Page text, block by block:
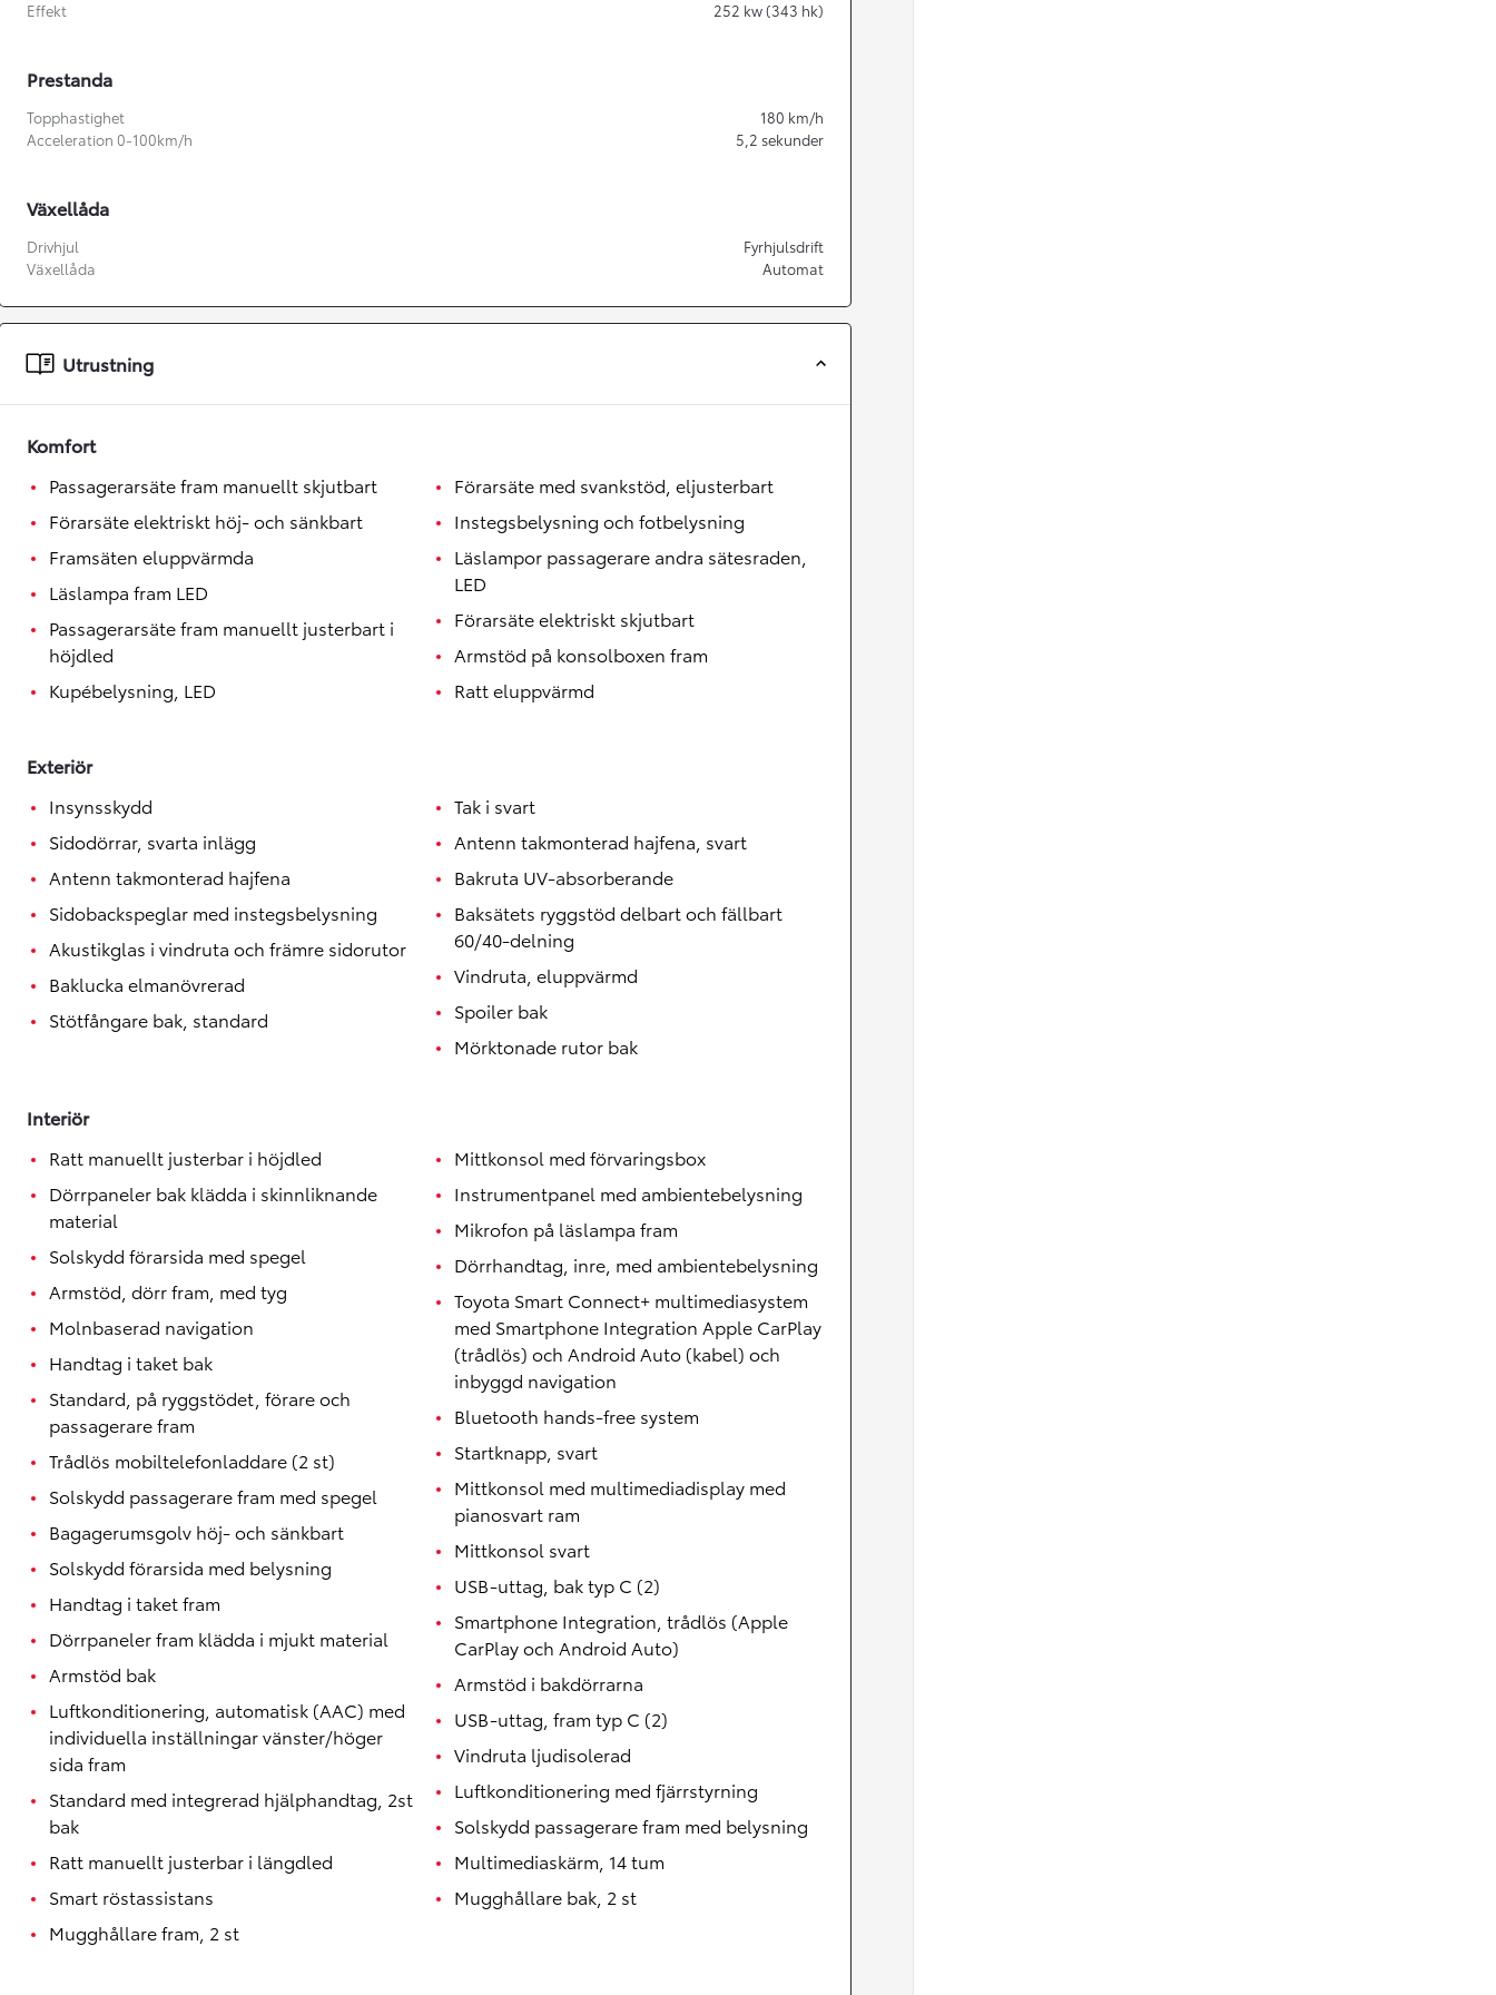
Från 3 548 kr/mån
Easy Billån
Toyota GR Supra
BENSIN
Effekt 252 kw (343 hk)
Prestanda
Topphastighet 180 km/h
Acceleration 0-100km/h
5,2 sekunder
Växellåda
Drivhjul
Fyrhjulsdrift
Växellåda
Automat
Utrustning
Komfort
Passagerarsäte fram manuellt skjutbart
Förarsäte elektriskt höj- och sänkbart
Framsäten eluppvärmda
Läslampa fram LED
Passagerarsäte fram manuellt justerbart i
höjdled
Kupébelysning, LED
Förarsäte med svankstöd, eljusterbart
Instegsbelysning och fotbelysning
Läslampor passagerare andra sätesraden,
LED
Förarsäte elektriskt skjutbart
Armstöd på konsolboxen fram
Ratt eluppvärmd
Exteriör
Insynsskydd
Sidodörrar, svarta inlägg
Antenn takmonterad hajfena
Sidobackspeglar med instegsbelysning
Akustikglas i vindruta och främre sidorutor
Baklucka elmanövrerad
Stötfångare bak, standard
Tak i svart
Antenn takmonterad hajfena, svart
Bakruta UV-absorberande
Baksätets ryggstöd delbart och fällbart
60/40-delning
Vindruta, eluppvärmd
Spoiler bak
Mörktonade rutor bak
Interiör
Ratt manuellt justerbar i höjdled
Dörrpaneler bak klädda i skinnliknande
material
Solskydd förarsida med spegel
Armstöd, dörr fram, med tyg
Molnbaserad navigation
Handtag i taket bak
Standard, på ryggstödet, förare och
passagerare fram
Trådlös mobiltelefonladdare (2 st)
Solskydd passagerare fram med spegel
Bagagerumsgolv höj- och sänkbart
Solskydd förarsida med belysning
Handtag i taket fram
Dörrpaneler fram klädda i mjukt material
Armstöd bak
Luftkonditionering, automatisk (AAC) med
individuella inställningar vänster/höger
sida fram
Standard med integrerad hjälphandtag, 2st
bak
Ratt manuellt justerbar i längdled
Smart röstassistans
Mugghållare fram, 2 st
Mittkonsol med förvaringsbox
Instrumentpanel med ambientebelysning
Mikrofon på läslampa fram
Dörrhandtag, inre, med ambientebelysning
Toyota Smart Connect+ multimediasystem
med Smartphone Integration Apple CarPlay
(trådlös) och Android Auto (kabel) och
inbyggd navigation
Bluetooth hands-free system
Startknapp, svart
Mittkonsol med multimediadisplay med
pianosvart ram
Mittkonsol svart
USB-uttag, bak typ C (2)
Smartphone Integration, trådlös (Apple
CarPlay och Android Auto)
Armstöd i bakdörrarna
USB-uttag, fram typ C (2)
Vindruta ljudisolerad
Luftkonditionering med fjärrstyrning
Solskydd passagerare fram med belysning
Multimediaskärm, 14 tum
Mugghållare bak, 2 st